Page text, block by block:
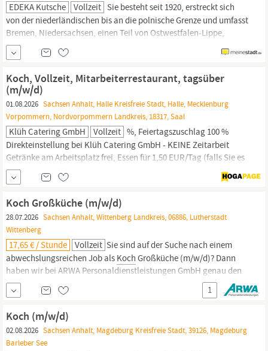
EDEKA Kutsche Vollzeit Sie besteht seit 1920, erstreckt sich
von der niederländischen bis an die polnische Grenze und umfasst
Bremen, Niedersachsen, einen Teil von Ostwestfalen-Lippe,
Sachsen-Anhalt,
fast 1.500 Märkte sind in der Hand von rund 640 selbstständigen
Koch, Vollzeit, Mitarbeiterrestaurant, tagsüber
(m/w/d)
01.08.2026 Sachsen Anhalt, Halle Kreisfreie Stadt, Halle, Mecklenburg
Vorpommern, Nordvorpommern Landkreis, 18317, Saal
Klüh Catering GmbH Vollzeit %, Feiertagszuschlag 100 %
Direkteinstellung bei Klüh Catering GmbH - KEINE Zeitarbeit
Getränke am Arbeitsplatz frei, Essen für 1,50 EUR/Tag (falls Sie es
wünschen) Unbefr. Arbeitsvertrag Monatlicher Pauschallohn nach
Tarif (DEHOGASachsen-Anhalt)
überdurchschnittlicher Arbeitgeberzuschuss zur betrieblichen
Altersvorsorge Gut erreichbar...
Koch Großküche (m/w/d)
28.07.2026 Sachsen Anhalt, Wittenberg Landkreis, 06886, Lutherstadt
Wittenberg
17,65 € / Stunde Vollzeit Sie sind auf der Suche nach einem
abwechslungsreichen Job als Koch Großküche (m/w/d)? Dann
haben wir bei ARWA Personaldienstleistungen GmbH genau den
richtigen Job für Sie im Rahmen der Arbeitnehmerüberlassung!
Hier die Eckdaten zum Job 17,65 € pro Stunde Lutherstadt
Wittenberg Vollzeit Gastronomie & Hotellerie Unsere Benefits
Abschlagszahlungen...
1
Koch (m/w/d)
02.08.2026 Sachsen Anhalt, Magdeburg Kreisfreie Stadt, 39126, Magdeburg
Barleber See